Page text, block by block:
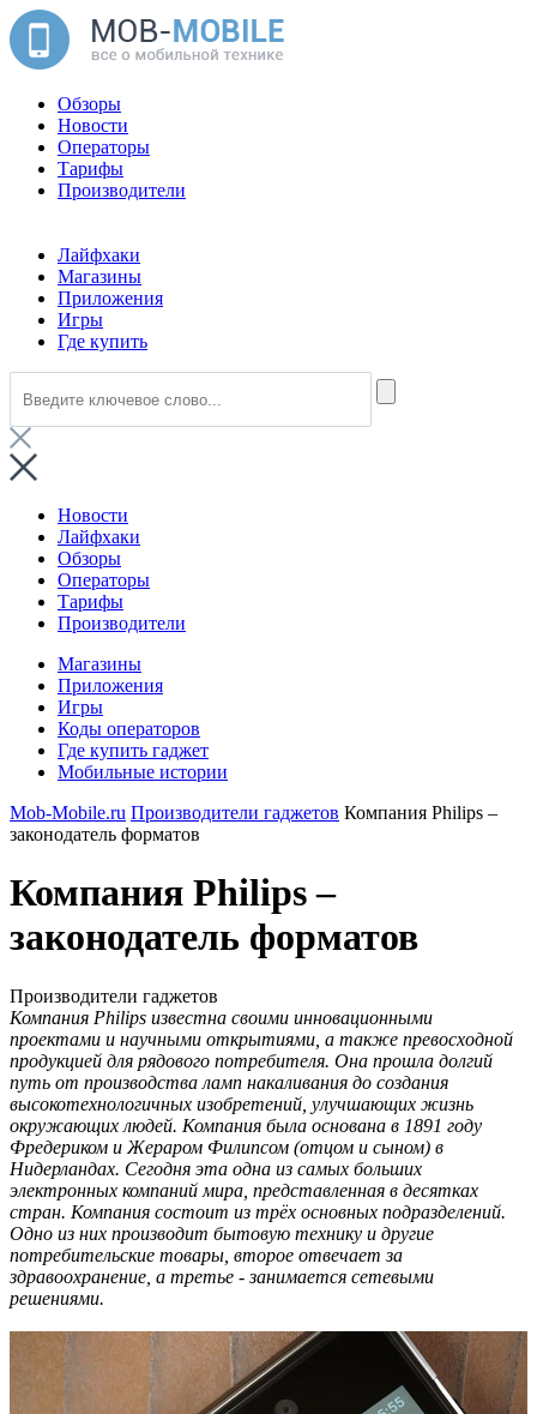
Обзоры
Новости
Операторы
Тарифы
Производители
Лайфхаки
Магазины
Приложения
Игры
Где купить
Новости
Лайфхаки
Обзоры
Операторы
Тарифы
Производители
Магазины
Приложения
Игры
Коды операторов
Где купить гаджет
Мобильные истории
Mob-Mobile.ru Производители гаджетов Компания Philips –
законодатель форматов
Компания Philips –
законодатель форматов
Производители гаджетов
Компания Philips известна своими инновационными
проектами и научными открытиями, а также превосходной
продукцией для рядового потребителя. Она прошла долгий
путь от производства ламп накаливания до создания
высокотехнологичных изобретений, улучшающих жизнь
окружающих людей. Компания была основана в 1891 году
Фредериком и Жераром Филипсом (отцом и сыном) в
Нидерландах. Сегодня эта одна из самых больших
электронных компаний мира, представленная в десятках
стран. Компания состоит из трёх основных подразделений.
Одно из них производит бытовую технику и другие
потребительские товары, второе отвечает за
здравоохранение, а третье - занимается сетевыми
решениями.